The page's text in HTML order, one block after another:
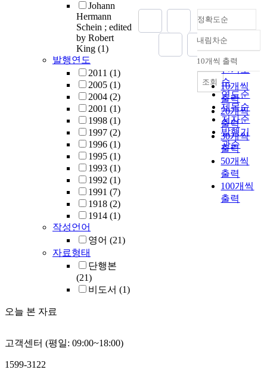
Johann
Hermann
Schein ; edited
by Robert
King (1)
발행연도
2011 (1)
2005 (1)
2004 (2)
2001 (1)
1998 (1)
1997 (2)
1996 (1)
1995 (1)
1993 (1)
1992 (1)
1991 (7)
1918 (2)
1914 (1)
작성언어
영어 (21)
자료형태
단행본
(21)
비도서 (1)
오늘 본 자료
정확도순
정확도
순
인기도
순
연도순
제목순
저자순
발행기
관순
내림차순
내림차순
10개씩 출력
10개씩
출력
20개씩
출력
30개씩
출력
50개씩
출력
100개씩
출력
조회
고객센터 (평일: 09:00~18:00)
1599-3122